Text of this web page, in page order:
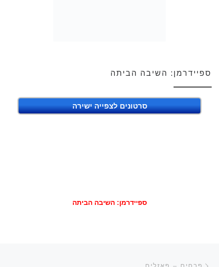
ספיידרמן: השיבה הביתה
סרטונים לצפייה ישירה
ספיידרמן: השיבה הביתה
ניווט בפוסטים